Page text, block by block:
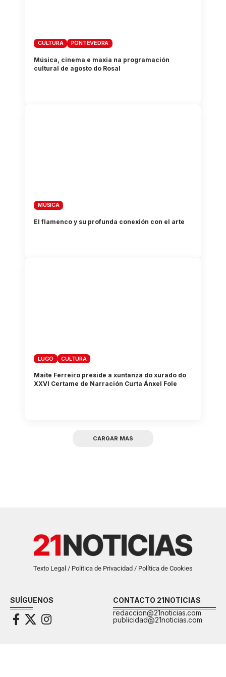
CULTURA PONTEVEDRA
Música, cinema e maxia na programación
cultural de agosto do Rosal
MÚSICA
El flamenco y su profunda conexión con el arte
LUGO CULTURA
Maite Ferreiro preside a xuntanza do xurado do
XXVI Certame de Narración Curta Ánxel Fole
CARGAR MAS
Texto Legal / Política de Privacidad / Política de Cookies
SUÍGUENOS
CONTACTO 21NOTICIAS
redaccion@21noticias.com
publicidad@21noticias.com